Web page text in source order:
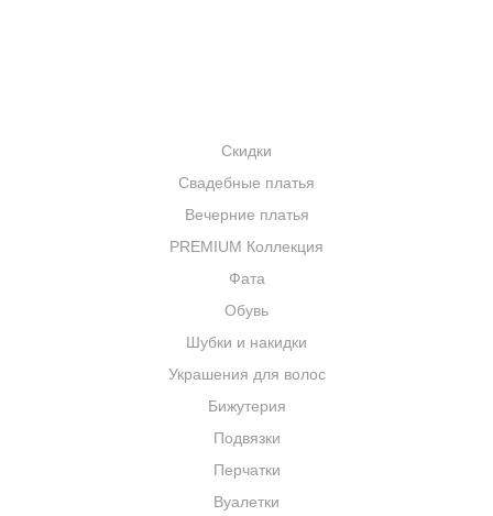
Скидки
Свадебные платья
Вечерние платья
PREMIUM Коллекция
Фата
Обувь
Шубки и накидки
Украшения для волос
Бижутерия
Подвязки
Перчатки
Вуалетки